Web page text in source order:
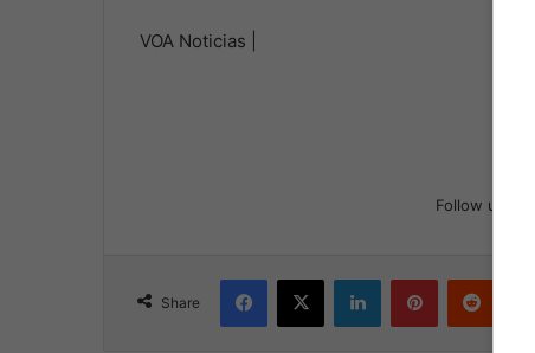
VOA Noticias |
Follow us
Share